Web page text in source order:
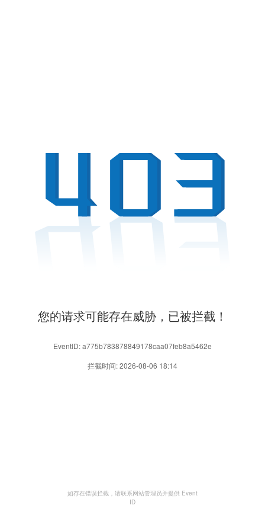
您的请求可能存在威胁，已被拦截！
EventID: a775b783878849178caa07feb8a5462e
拦截时间: 2026-08-06 18:14
如存在错误拦截，请联系网站管理员并提供 Event
ID